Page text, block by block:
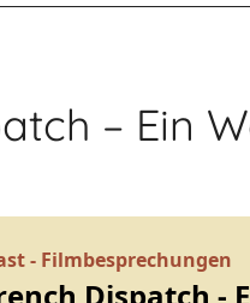
– Ein